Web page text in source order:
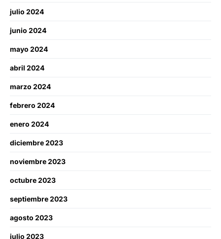
julio 2024
junio 2024
mayo 2024
abril 2024
marzo 2024
febrero 2024
enero 2024
diciembre 2023
noviembre 2023
octubre 2023
septiembre 2023
agosto 2023
julio 2023